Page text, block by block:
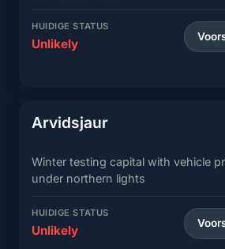
HUIDIGE STATUS
Unlikely
Arvidsjaur
Winter testing capital with vehicle
under northern lights
HUIDIGE STATUS
Unlikely